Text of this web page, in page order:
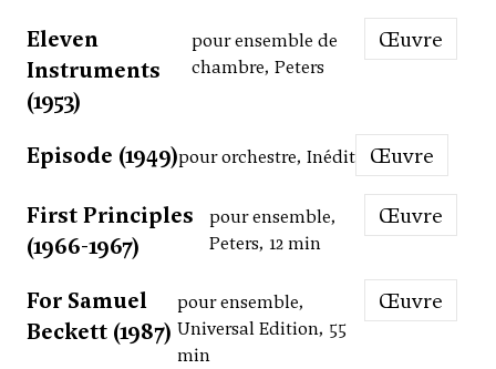
Eleven
Instruments
(1953)
pour ensemble de
chambre, Peters
Œuvre
Episode (1949)pour orchestre, Inédit Œuvre
First Principles
(1966-1967)
pour ensemble,
Peters, 12 min
Œuvre
For Samuel
Beckett (1987)
pour ensemble,
Universal Edition, 55
min
Œuvre